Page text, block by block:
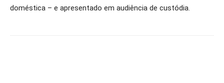
doméstica – e apresentado em audiência de custódia.